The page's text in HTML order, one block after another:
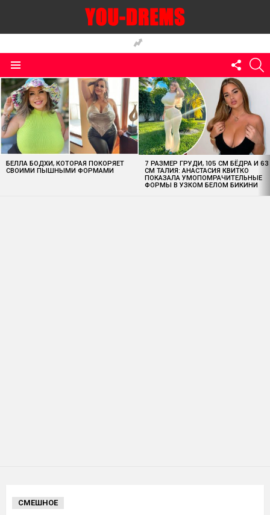
US
MOST
VIEWED
STORIES
БЕЛЛА БОДХИ, КОТОРАЯ ПОКОРЯЕТ
СВОИМИ ПЫШНЫМИ ФОРМАМИ
7 РАЗМЕР ГРУДИ, 105 СМ БЁДРА И 63
СМ ТАЛИЯ: АНАСТАСИЯ КВИТКО
ПОКАЗАЛА УМОПОМРАЧИТЕЛЬНЫЕ
ФОРМЫ В УЗКОМ БЕЛОМ БИКИНИ
СМЕШНОЕ